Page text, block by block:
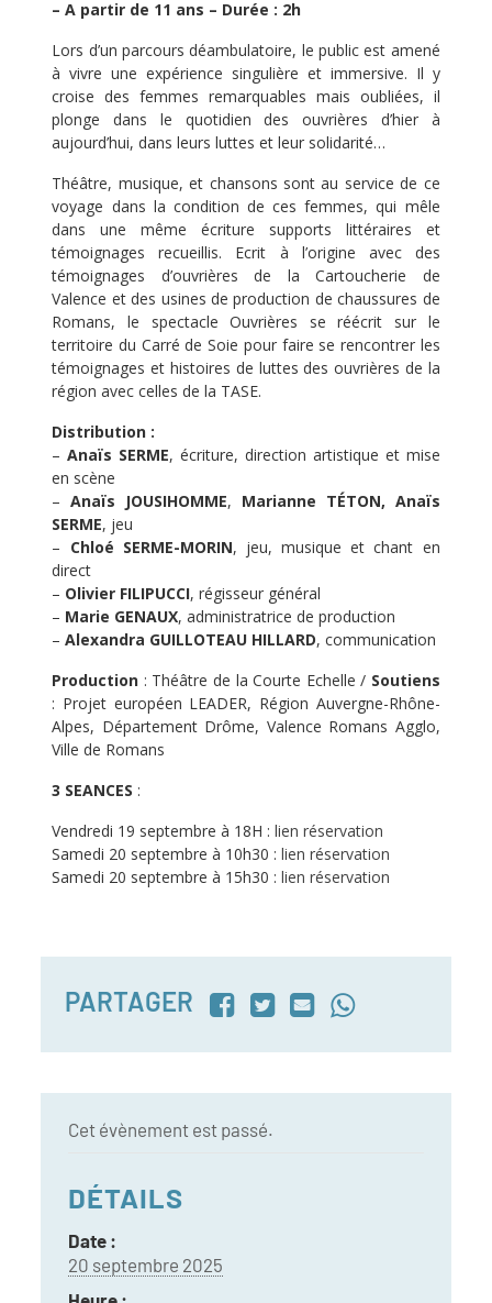
– A partir de 11 ans – Durée : 2h
Lors d’un parcours déambulatoire, le public est amené
à vivre une expérience singulière et immersive. Il y
croise des femmes remarquables mais oubliées, il
plonge dans le quotidien des ouvrières d’hier à
aujourd’hui, dans leurs luttes et leur solidarité…
Théâtre, musique, et chansons sont au service de ce
voyage dans la condition de ces femmes, qui mêle
dans une même écriture supports littéraires et
témoignages recueillis. Ecrit à l’origine avec des
témoignages d’ouvrières de la Cartoucherie de
Valence et des usines de production de chaussures de
Romans, le spectacle Ouvrières se réécrit sur le
territoire du Carré de Soie pour faire se rencontrer les
témoignages et histoires de luttes des ouvrières de la
région avec celles de la TASE.
Distribution :
–Anaïs SERME, écriture, direction artistique et mise
en scène
–Anaïs JOUSIHOMME, Marianne TÉTON, Anaïs
SERME, jeu
– Chloé SERME-MORIN, jeu, musique et chant en
direct
– Olivier FILIPUCCI, régisseur général
– Marie GENAUX, administratrice de production
–Alexandra GUILLOTEAU HILLARD, communication
Production : Théâtre de la Courte Echelle / Soutiens
: Projet européen LEADER, Région Auvergne-Rhône-
Alpes, Département Drôme, Valence Romans Agglo,
Ville de Romans
3 SEANCES :
Vendredi 19 septembre à 18H :lien réservation
Samedi 20 septembre à 10h30 :lien réservation
Samedi 20 septembre à 15h30 :lien réservation
PARTAGER
Cet évènement est passé.
DÉTAILS
Date :
20 septembre 2025